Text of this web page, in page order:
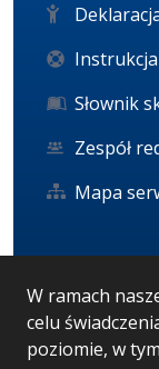
W ramach
celu
poziomie, w
Słownik
Zespół
Mapa